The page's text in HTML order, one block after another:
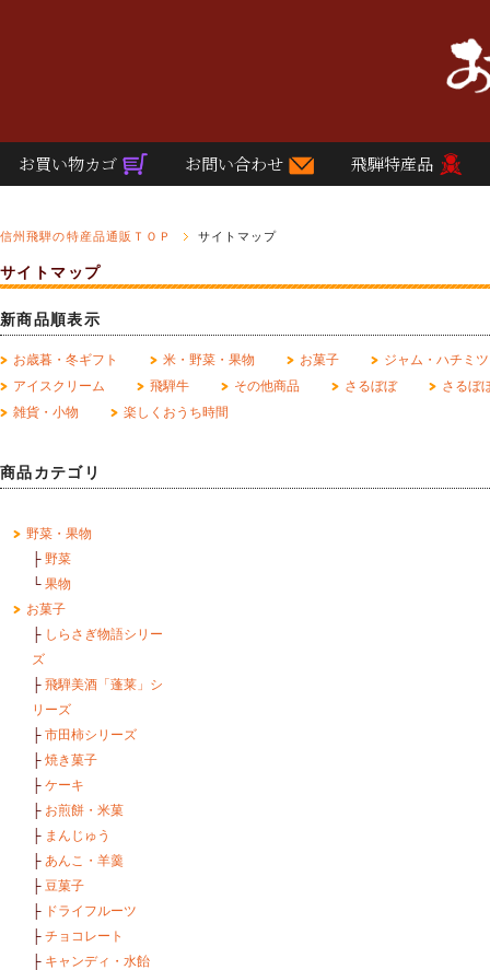
お買い物カゴ お問い合わせ 飛騨特産品
信州飛騨の特産品通販ＴＯＰ サイトマップ
サイトマップ
新商品順表示
お歳暮・冬ギフト 米・野菜・果物 お菓子
ジャム・ハチミツ
アイスクリーム
飛騨牛 その他商品 さるぼぼ
さるぼ
雑貨・小物
楽しくおうち時間
商品カテゴリ
野菜・果物
├ 野菜
└ 果物
お菓子
├ しらさぎ物語シリー
ズ
├ 飛騨美酒「蓬莱」シ
リーズ
├ 市田柿シリーズ
├ 焼き菓子
├ ケーキ
├ お煎餅・米菓
├ まんじゅう
├ あんこ・羊羹
├ 豆菓子
├ ドライフルーツ
├ チョコレート
├ キャンディ・水飴